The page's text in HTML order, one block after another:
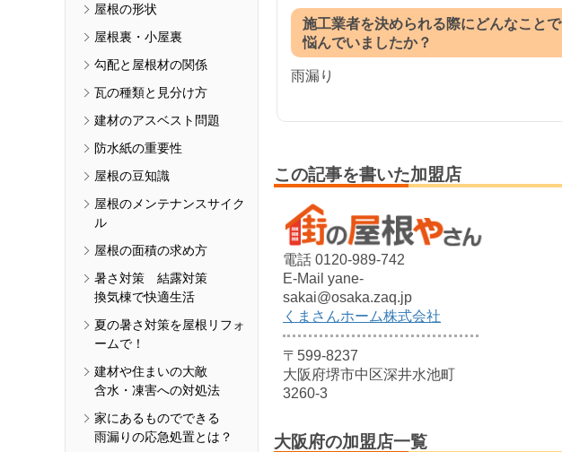
屋根の形状
屋根裏・小屋裏
勾配と屋根材の関係
瓦の種類と見分け方
建材のアスベスト問題
防水紙の重要性
屋根の豆知識
屋根のメンテナンスサイク
ル
屋根の面積の求め方
暑さ対策 結露対策
換気棟で快適生活
夏の暑さ対策を屋根リフォ
ームで！
建材や住まいの大敵
含水・凍害への対処法
家にあるものでできる
雨漏りの応急処置とは？
施工業者を決められる際にどんなことで
悩んでいましたか？
雨漏り
この記事を書いた加盟店
電話 0120-989-742
E-Mail yane-
sakai@osaka.zaq.jp
くまさんホーム株式会社
〒599-8237
大阪府堺市中区深井水池町
3260-3
大阪府の加盟店一覧